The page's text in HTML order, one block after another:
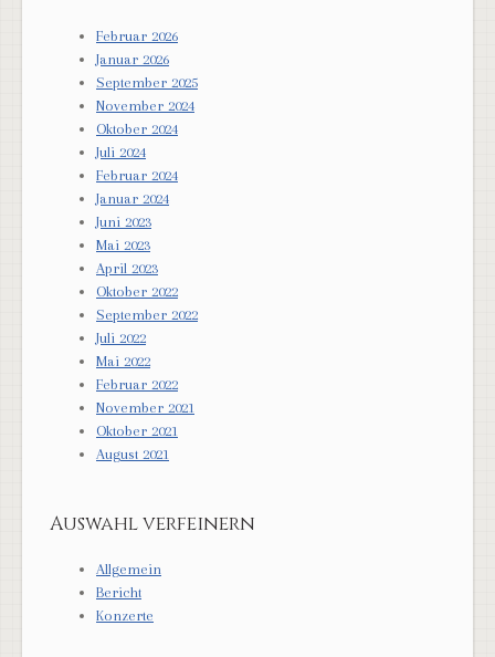
Februar 2026
Januar 2026
September 2025
November 2024
Oktober 2024
Juli 2024
Februar 2024
Januar 2024
Juni 2023
Mai 2023
April 2023
Oktober 2022
September 2022
Juli 2022
Mai 2022
Februar 2022
November 2021
Oktober 2021
August 2021
Auswahl verfeinern
Allgemein
Bericht
Konzerte